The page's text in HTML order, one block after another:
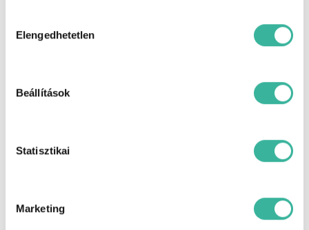
kiválasztása
Elengedhetetlen
Beállítások
Statisztikai
Marketing
hangvezérlés, hátsó fejtámlák, hátsó
indításgátló (immobiliser), ISOFIX
kartámasz, középső légzsák elöl, kulcs
multifunkcionális kijelző, multifunkciós
kormánykerék, oldallégzsák, rádió,